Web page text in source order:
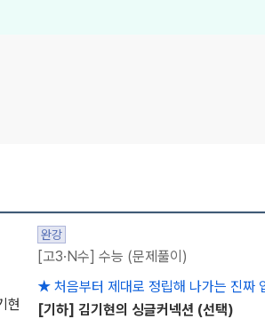
현
완강
[고3·N수] 수능 (문제풀이)
★ 처음부터 제대로 정립해 나가는 진짜
[기하] 김기현의 싱글커넥션 (선택)